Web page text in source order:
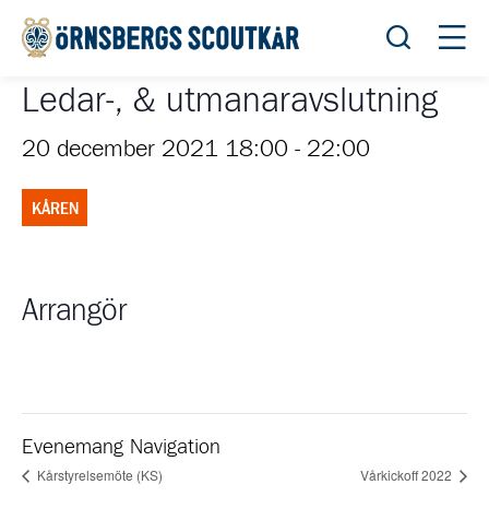
Öppna
Ledar-, & utmanaravslutning
20 december 2021 18:00 - 22:00
KÅREN
Arrangör
Evenemang Navigation
Kårstyrelsemöte (KS) Vårkickoff 2022